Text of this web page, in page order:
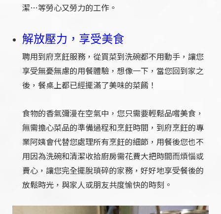
潔…等勞心又勞力的工作。
解放壓力，享受美食
聘用到府烹飪服務，從買菜到洗碗都不用動手，讓您
享受無憂無慮的用餐體驗，想像一下，當您回到家之
後，餐桌上都已經擺滿了美味的菜餚！
食物的香氣彌漫在空氣中，您只需要輕鬆品嚐美食，
無需擔心菜品的準備過程和烹飪時間，到府烹飪的專
業阿姨會代替您處理所有烹飪的細節，用餐後您也不
用因為洗碗和清潔收拾廚房需花費大把時間而煩惱或
費心，讓您完全擺脫瑣碎的家務，好好地享受餐後的
放鬆時光，與家人或朋友共度愉快的時刻。